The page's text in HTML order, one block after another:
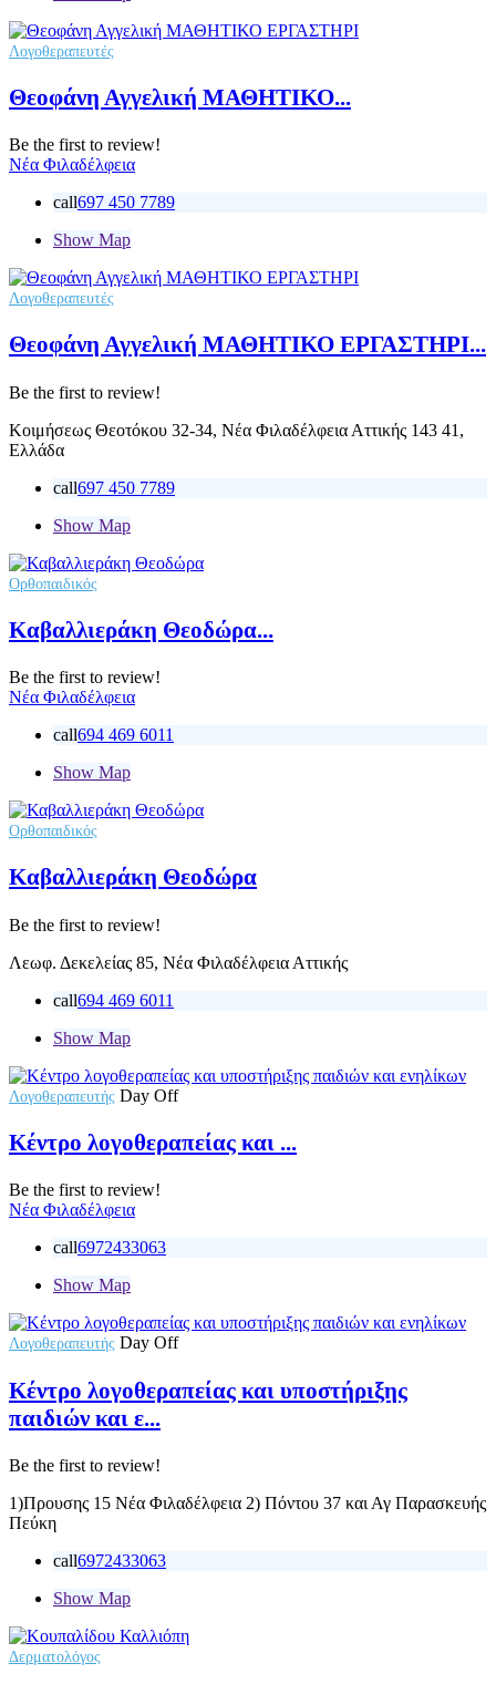
Λογοθεραπευτές
Θεοφάνη Αγγελική ΜΑΘΗΤΙΚΟ...
Be the first to review!
Νέα Φιλαδέλφεια
call697 450 7789
Show Map
Λογοθεραπευτές
Θεοφάνη Αγγελική ΜΑΘΗΤΙΚΟ ΕΡΓΑΣΤΗΡΙ...
Be the first to review!
Κοιμήσεως Θεοτόκου 32-34, Νέα Φιλαδέλφεια Αττικής 143 41,
Ελλάδα
call697 450 7789
Show Map
Ορθοπαιδικός
Καβαλλιεράκη Θεοδώρα...
Be the first to review!
Νέα Φιλαδέλφεια
call694 469 6011
Show Map
Ορθοπαιδικός
Καβαλλιεράκη Θεοδώρα
Be the first to review!
Λεωφ. Δεκελείας 85, Νέα Φιλαδέλφεια Αττικής
call694 469 6011
Show Map
Λογοθεραπευτής Day Off
Κέντρο λογοθεραπείας και ...
Be the first to review!
Νέα Φιλαδέλφεια
call6972433063
Show Map
Λογοθεραπευτής Day Off
Κέντρο λογοθεραπείας και υποστήριξης
παιδιών και ε...
Be the first to review!
1)Προυσης 15 Νέα Φιλαδέλφεια 2) Πόντου 37 και Αγ Παρασκευής
Πεύκη
call6972433063
Show Map
Δερματολόγος